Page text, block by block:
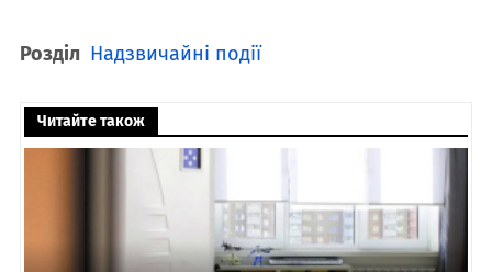
Розділ Надзвичайні події
Читайте також